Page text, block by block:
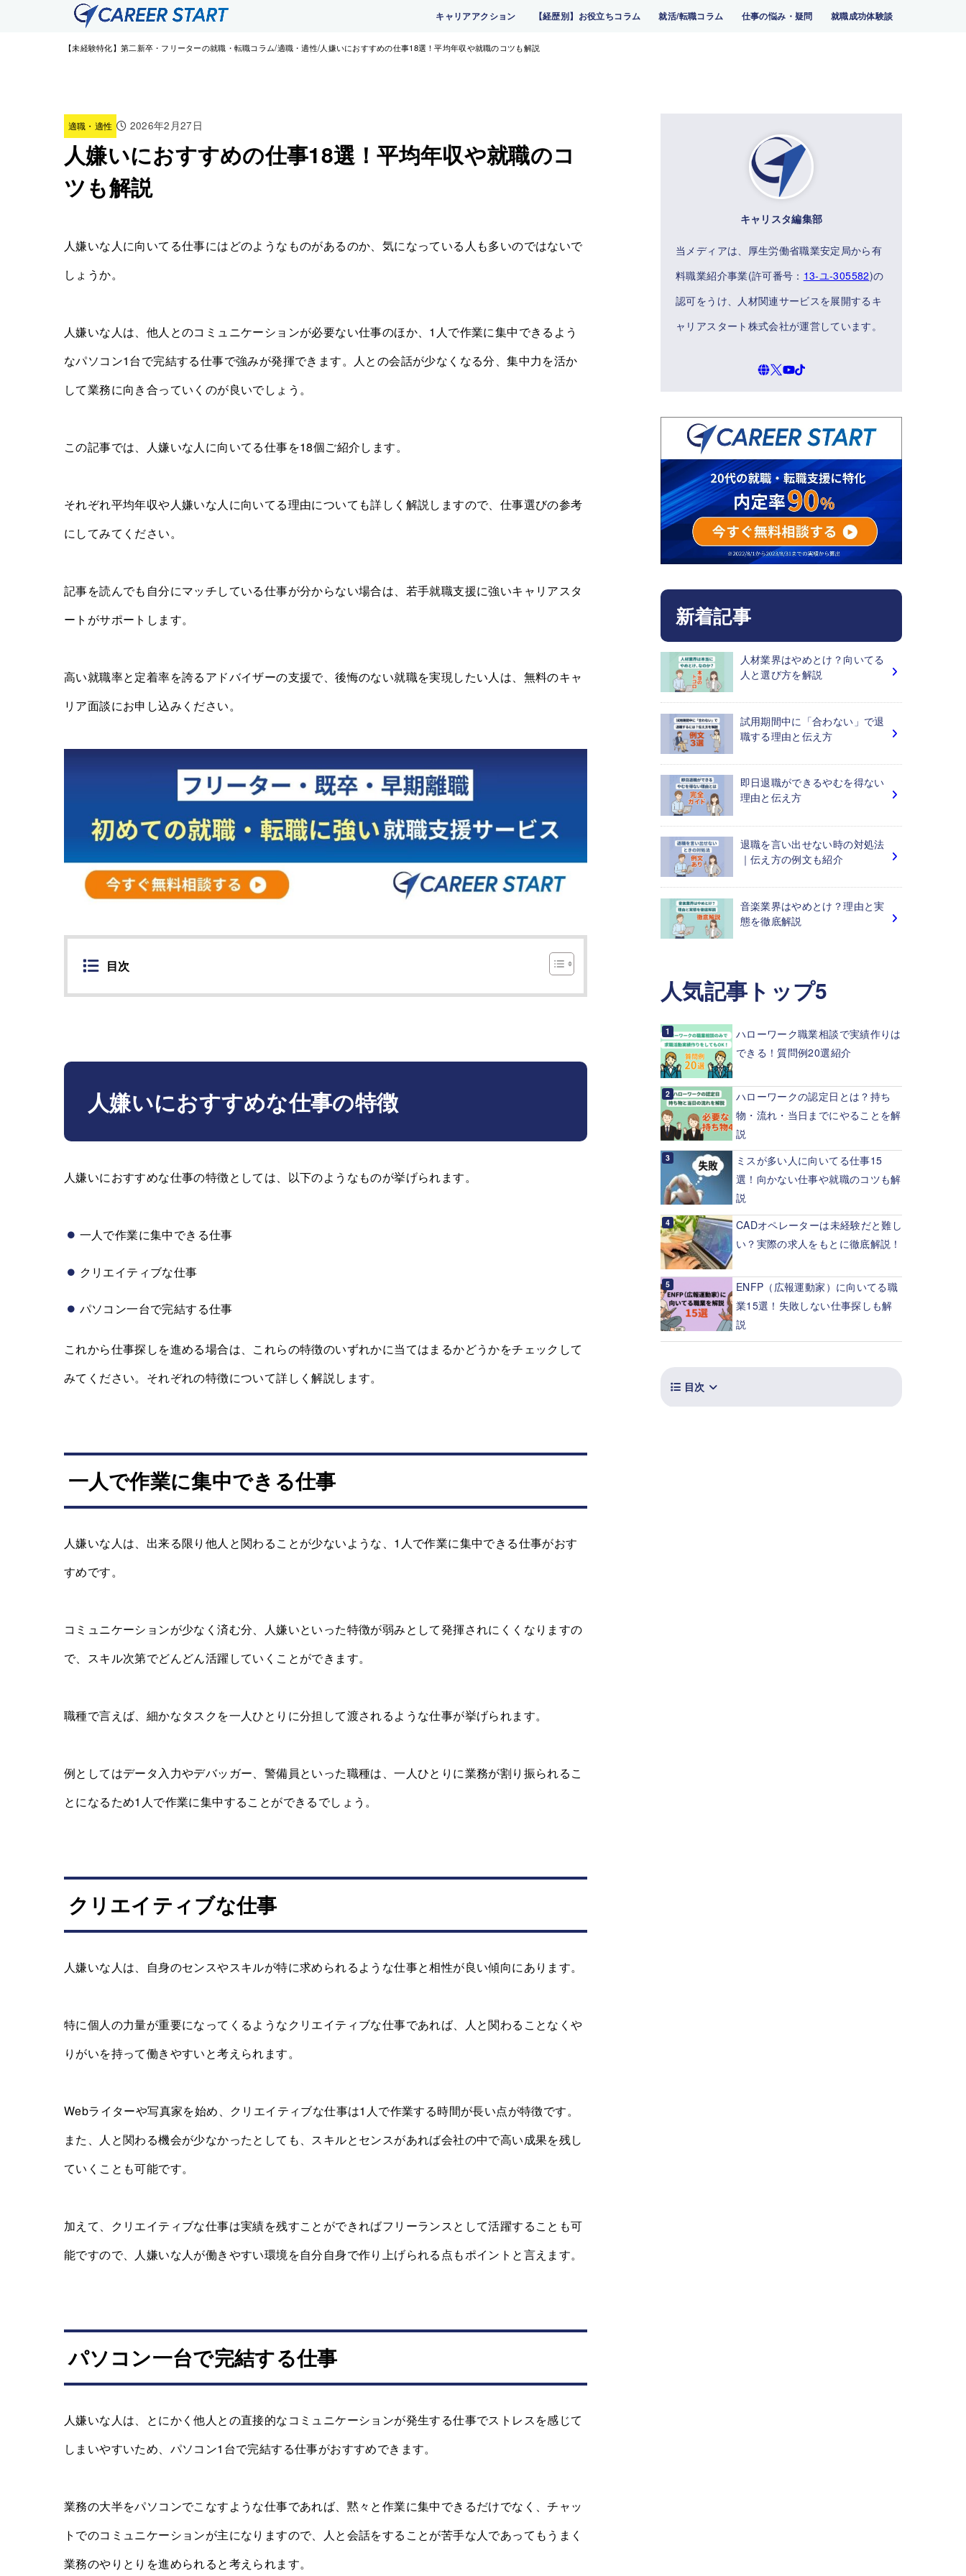
キャリアアクション 【経歴別】お役立ちコラム 就活/転職コラム 仕事の悩み・疑問 就職成功体験談
【未経験特化】第二新卒・フリーターの就職・転職コラム 適職・適性 人嫌いにおすすめの仕事18選！平均年収や就職のコツも解説
適職・適性 2026年2月27日
人嫌いにおすすめの仕事18選！平均年収や就職のコ
ツも解説
人嫌いな人に向いてる仕事にはどのようなものがあるのか、気になっている人も多いのではないで
しょうか。
人嫌いな人は、他人とのコミュニケーションが必要ない仕事のほか、1人で作業に集中できるよう
なパソコン1台で完結する仕事で強みが発揮できます。人との会話が少なくなる分、集中力を活か
して業務に向き合っていくのが良いでしょう。
この記事では、人嫌いな人に向いてる仕事を18個ご紹介します。
それぞれ平均年収や人嫌いな人に向いてる理由についても詳しく解説しますので、仕事選びの参考
にしてみてください。
記事を読んでも自分にマッチしている仕事が分からない場合は、若手就職支援に強いキャリアスタ
ートがサポートします。
高い就職率と定着率を誇るアドバイザーの支援で、後悔のない就職を実現したい人は、無料のキャ
リア面談にお申し込みください。
目次
人嫌いにおすすめな仕事の特徴
人嫌いにおすすめな仕事の特徴としては、以下のようなものが挙げられます。
一人で作業に集中できる仕事
クリエイティブな仕事
パソコン一台で完結する仕事
これから仕事探しを進める場合は、これらの特徴のいずれかに当てはまるかどうかをチェックして
みてください。それぞれの特徴について詳しく解説します。
一人で作業に集中できる仕事
人嫌いな人は、出来る限り他人と関わることが少ないような、1人で作業に集中できる仕事がおす
すめです。
コミュニケーションが少なく済む分、人嫌いといった特徴が弱みとして発揮されにくくなりますの
で、スキル次第でどんどん活躍していくことができます。
職種で言えば、細かなタスクを一人ひとりに分担して渡されるような仕事が挙げられます。
例としてはデータ入力やデバッガー、警備員といった職種は、一人ひとりに業務が割り振られるこ
とになるため1人で作業に集中することができるでしょう。
クリエイティブな仕事
人嫌いな人は、自身のセンスやスキルが特に求められるような仕事と相性が良い傾向にあります。
特に個人の力量が重要になってくるようなクリエイティブな仕事であれば、人と関わることなくや
りがいを持って働きやすいと考えられます。
Webライターや写真家を始め、クリエイティブな仕事は1人で作業する時間が長い点が特徴です。
また、人と関わる機会が少なかったとしても、スキルとセンスがあれば会社の中で高い成果を残し
ていくことも可能です。
加えて、クリエイティブな仕事は実績を残すことができればフリーランスとして活躍することも可
能ですので、人嫌いな人が働きやすい環境を自分自身で作り上げられる点もポイントと言えます。
パソコン一台で完結する仕事
人嫌いな人は、とにかく他人との直接的なコミュニケーションが発生する仕事でストレスを感じて
しまいやすいため、パソコン1台で完結する仕事がおすすめできます。
業務の大半をパソコンでこなすような仕事であれば、黙々と作業に集中できるだけでなく、チャッ
トでのコミュニケーションが主になりますので、人と会話をすることが苦手な人であってもうまく
業務のやりとりを進められると考えられます。
キャリスタ編集部
当メディアは、厚生労働省職業安定局から有
料職業紹介事業(許可番号： 13-ユ-305582)の
認可をうけ、人材関連サービスを展開するキ
ャリアスタート株式会社が運営しています。
新着記事
人材業界はやめとけ？向いてる
人と選び方を解説
試用期間中に「合わない」で退
職する理由と伝え方
即日退職ができるやむを得ない
理由と伝え方
退職を言い出せない時の対処法
｜伝え方の例文も紹介
音楽業界はやめとけ？理由と実
態を徹底解説
人気記事トップ5
ハローワーク職業相談で実績作りは
できる！質問例20選紹介
ハローワークの認定日とは？持ち
物・流れ・当日までにやることを解
説
ミスが多い人に向いてる仕事15
選！向かない仕事や就職のコツも解
説
CADオペレーターは未経験だと難し
い？実際の求人をもとに徹底解説！
ENFP（広報運動家）に向いてる職
業15選！失敗しない仕事探しも解
説
目次